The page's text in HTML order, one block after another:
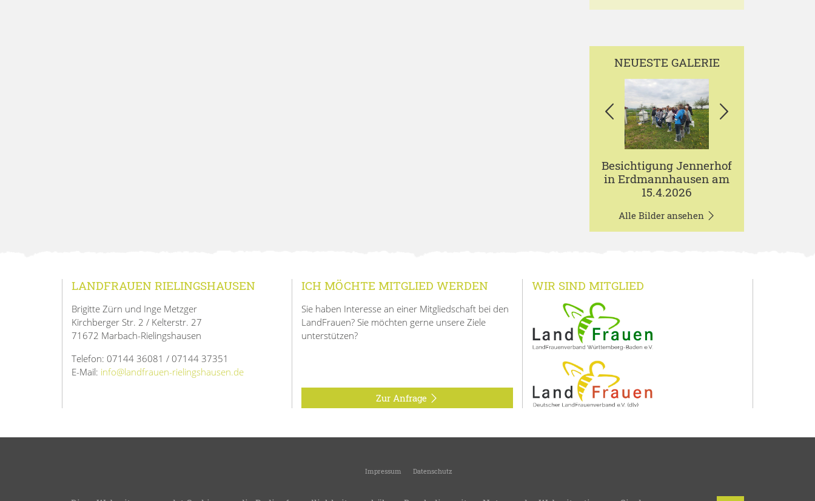
NEUESTE GALERIE
Besichtigung Jennerhof
in Erdmannhausen am
15.4.2026
Alle Bilder ansehen
LANDFRAUEN RIELINGSHAUSEN
Brigitte Zürn und Inge Metzger
Kirchberger Str. 2 / Kelterstr. 27
71672 Marbach-Rielingshausen
Telefon: 07144 36081 / 07144 37351
E-Mail: info@landfrauen-rielingshausen.de
ICH MÖCHTE MITGLIED WERDEN
Sie haben Interesse an einer Mitgliedschaft bei den
LandFrauen? Sie möchten gerne unsere Ziele
unterstützen?
Zur Anfrage
WIR SIND MITGLIED
Impressum
Datenschutz